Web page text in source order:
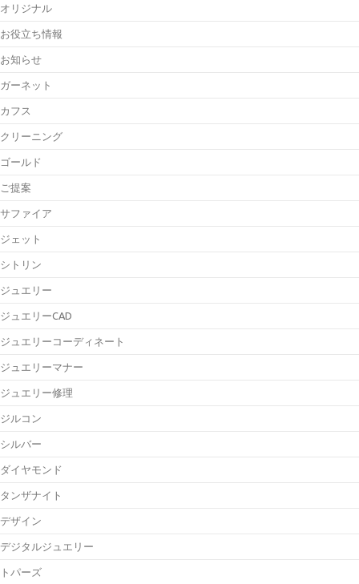
オリジナル
お役立ち情報
お知らせ
ガーネット
カフス
クリーニング
ゴールド
ご提案
サファイア
ジェット
シトリン
ジュエリー
ジュエリーCAD
ジュエリーコーディネート
ジュエリーマナー
ジュエリー修理
ジルコン
シルバー
ダイヤモンド
タンザナイト
デザイン
デジタルジュエリー
トパーズ